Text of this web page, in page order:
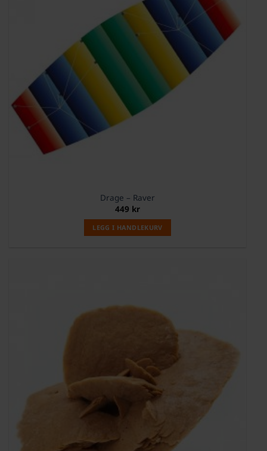
Drage – Raver
449 kr
LEGG I HANDLEKURV